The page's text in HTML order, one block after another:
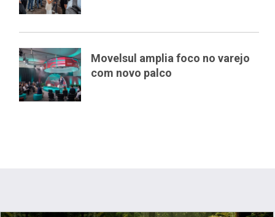
Movelsul amplia foco no varejo
com novo palco